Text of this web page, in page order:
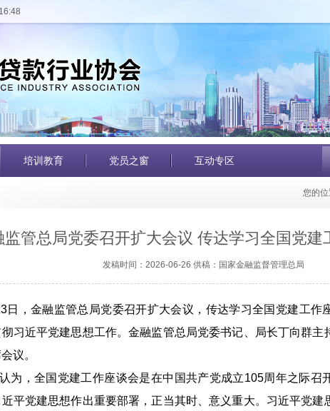
培训教育 党员之窗 互动专区
您的位
监管总局党委召开扩大会议 传达学习全国党建
发稿时间：2026-06-26 供稿：国家金融监督管理总局
日，金融监管总局党委召开扩大会议，传达学习全国党建工作
习近平党建思想工作。金融监管总局党委书记、局长丁向群主
议。
为，全国党建工作座谈会是在中国共产党成立105周年之际召
平党建思想作出重要部署，正当其时、意义重大。习近平党建